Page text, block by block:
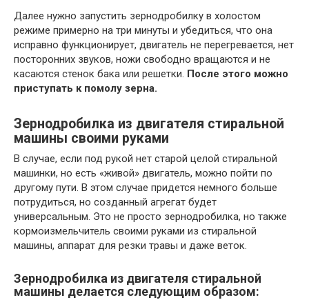
Далее нужно запустить зернодробилку в холостом
режиме примерно на три минуты и убедиться, что она
исправно функционирует, двигатель не перегревается, нет
посторонних звуков, ножи свободно вращаются и не
касаются стенок бака или решетки. После этого можно
приступать к помолу зерна.
Зернодробилка из двигателя стиральной
машины своими руками
В случае, если под рукой нет старой целой стиральной
машинки, но есть «живой» двигатель, можно пойти по
другому пути. В этом случае придется немного больше
потрудиться, но созданный агрегат будет
универсальным. Это не просто зернодробилка, но также
кормоизмельчитель своими руками из стиральной
машины, аппарат для резки травы и даже веток.
Зернодробилка из двигателя стиральной
машины делается следующим образом: